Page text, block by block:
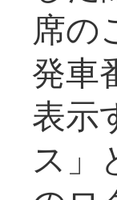
席の
発車
表示
ス」